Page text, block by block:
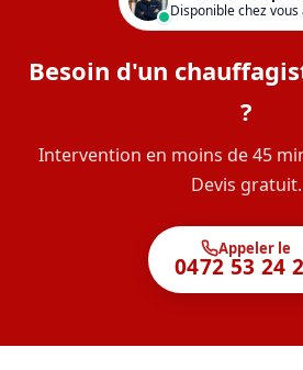
Disponible chez vous
Besoin d'un
?
Intervention en moins de 45
Devis gratuit.
Appeler le
0472 53 24